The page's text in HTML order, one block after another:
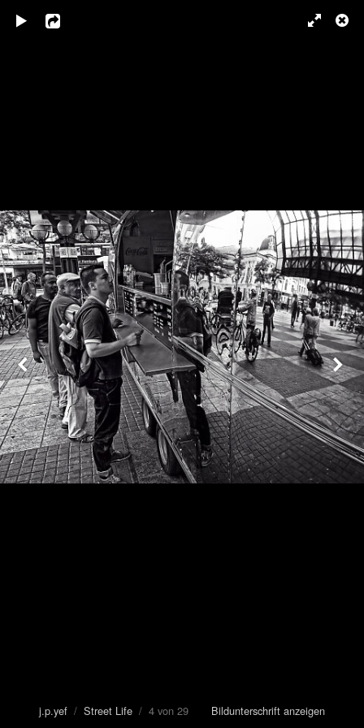
j.p.yef / Street Life / 4 von 29 Bildunterschrift anzeigen